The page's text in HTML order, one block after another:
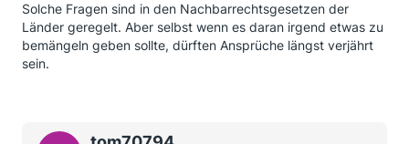
Solche Fragen sind in den Nachbarrechtsgesetzen der
Länder geregelt. Aber selbst wenn es daran irgend etwas zu
bemängeln geben sollte, dürften Ansprüche längst verjährt
sein.